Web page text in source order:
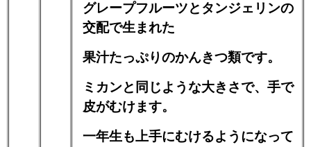
グレープフルーツとタンジェリンの
交配で生まれた
果汁たっぷりのかんきつ類です。
ミカンと同じような大きさで、手で
皮がむけます。
一年生も上手にむけるようになって